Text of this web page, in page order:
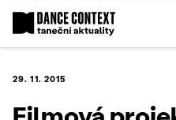
29. 11. 2015